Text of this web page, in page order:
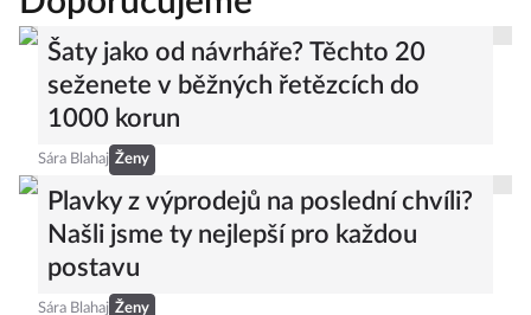
Doporučujeme
Šaty jako od návrháře? Těchto 20
seženete v běžných řetězcích do
1000 korun
Sára Blahaj Ženy
Plavky z výprodejů na poslední chvíli?
Našli jsme ty nejlepší pro každou